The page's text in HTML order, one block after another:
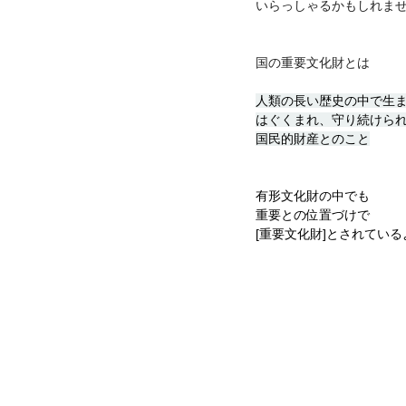
いらっしゃるかもしれませ
国の重要文化財とは
人類の長い歴史の中で生
はぐくまれ、守り続けら
国民的財産とのこと
有形文化財の中でも
重要との位置づけで
[重要文化財]とされている